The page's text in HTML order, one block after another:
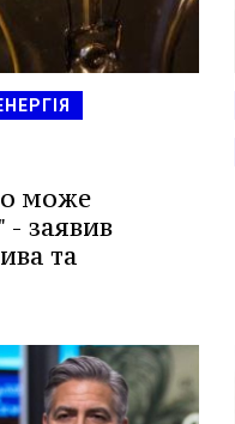
може
- заявив
та